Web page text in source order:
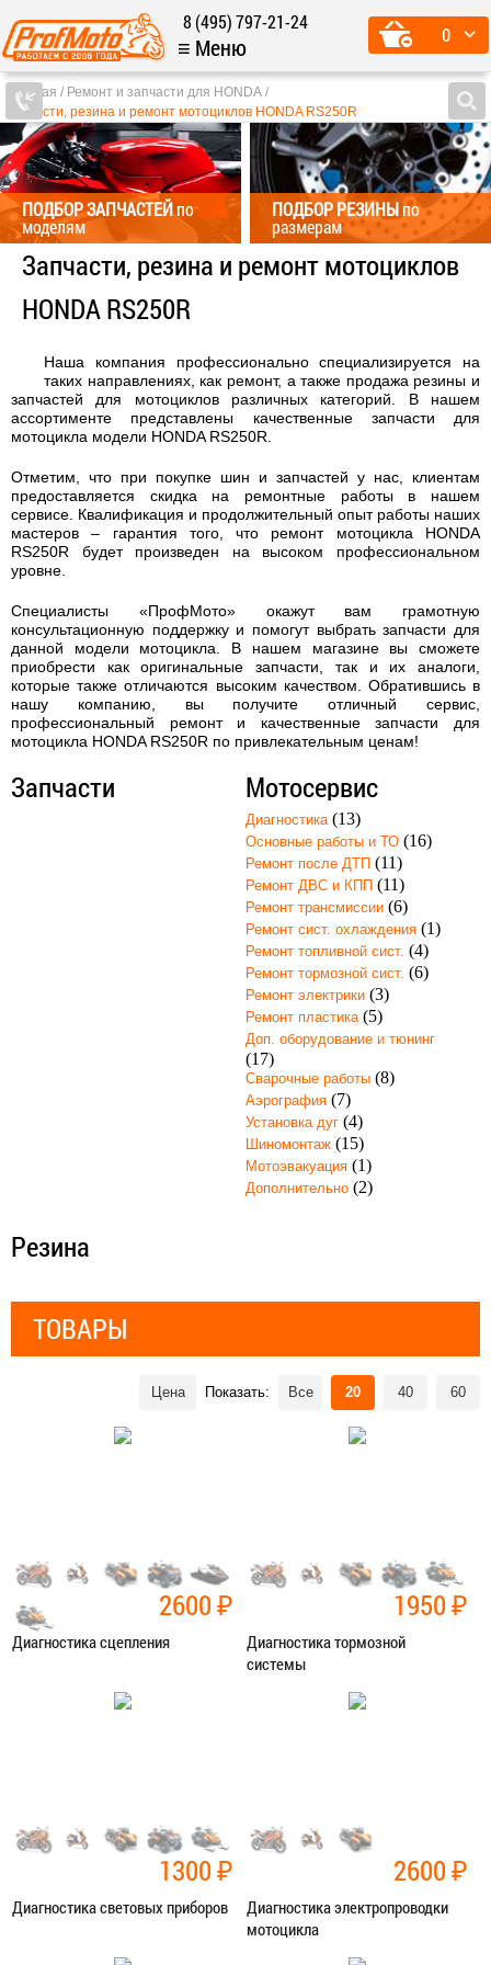
8 (495) 797-21-24
0
≡ Меню
Главная
Ремонт и запчасти для HONDA
Запчасти, резина и ремонт мотоциклов HONDA RS250R
ПОДБОР ЗАПЧАСТЕЙпо
моделям
ПОДБОР РЕЗИНЫпо
размерам
Запчасти, резина и ремонт мотоциклов
HONDA RS250R
Наша компания профессионально специализируется на
таких направлениях, как ремонт, а также продажа резины и
запчастей для мотоциклов различных категорий. В нашем
ассортименте представлены качественные запчасти для
мотоцикла модели HONDA RS250R.
Отметим, что при покупке шин и запчастей у нас, клиентам
предоставляется скидка на ремонтные работы в нашем
сервисе. Квалификация и продолжительный опыт работы наших
мастеров – гарантия того, что ремонт мотоцикла HONDA
RS250R будет произведен на высоком профессиональном
уровне.
Специалисты «ПрофМото» окажут вам грамотную
консультационную поддержку и помогут выбрать запчасти для
данной модели мотоцикла. В нашем магазине вы сможете
приобрести как оригинальные запчасти, так и их аналоги,
которые также отличаются высоким качеством. Обратившись в
нашу компанию, вы получите отличный сервис,
профессиональный ремонт и качественные запчасти для
мотоцикла HONDA RS250R по привлекательным ценам!
Запчасти Мотосервис
Диагностика(13)
Основные работы и ТО(16)
Ремонт после ДТП(11)
Ремонт ДВС и КПП(11)
Ремонт трансмиссии(6)
Ремонт сист. охлаждения(1)
Ремонт топливной сист. (4)
Ремонт тормозной сист. (6)
Ремонт электрики(3)
Ремонт пластика(5)
Доп. оборудование и тюнинг
(17)
Сварочные работы(8)
Аэрография(7)
Установка дуг(4)
Шиномонтаж(15)
Мотоэвакуация(1)
Дополнительно(2)
Резина
ТОВАРЫ
Показать: Все 20 40 60
Цена
2600₽
Диагностика сцепления
Диагностика
1950₽
Диагностика тормозной
системы
Диагностика
1300₽
Диагностика световых приборов
Диагностика
2600₽
Диагностика электропроводки
мотоцикла
Диагностика